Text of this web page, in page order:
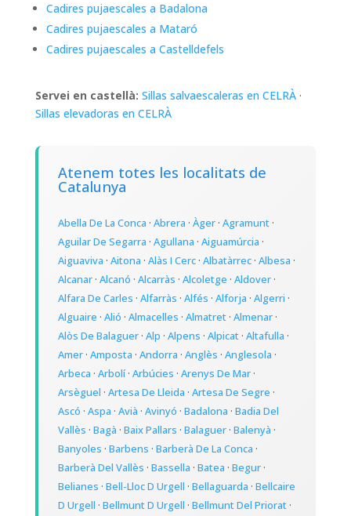
Cadires pujaescales a Badalona
Cadires pujaescales a Mataró
Cadires pujaescales a Castelldefels
Servei en castellà: Sillas salvaescaleras en CELRÀ·
Sillas elevadoras en CELRÀ
Atenem totes les localitats de
Catalunya
Abella De La Conca · Abrera · Àger· Agramunt·
Aguilar De Segarra · Agullana · Aiguamúrcia ·
Aiguaviva · Aitona · Alàs I Cerc· Albatàrrec· Albesa ·
Alcanar· Alcanó · Alcarràs · Alcoletge · Aldover·
Alfara De Carles · Alfarràs · Alfés · Alforja · Algerri ·
Alguaire · Alió · Almacelles · Almatret· Almenar·
Alòs De Balaguer· Alp · Alpens · Alpicat· Altafulla ·
Amer· Amposta · Andorra · Anglès · Anglesola ·
Arbeca · Arbolí· Arbúcies · Arenys De Mar·
Arsèguel · Artesa De Lleida · Artesa De Segre ·
Ascó · Aspa · Avià · Avinyó · Badalona · Badia Del
Vallès · Bagà · Baix Pallars · Balaguer· Balenyà ·
Banyoles · Barbens · Barberà De La Conca ·
Barberà Del Vallès · Bassella · Batea · Begur·
Belianes · Bell-Lloc D Urgell · Bellaguarda · Bellcaire
D Urgell · Bellmunt D Urgell · Bellmunt Del Priorat·